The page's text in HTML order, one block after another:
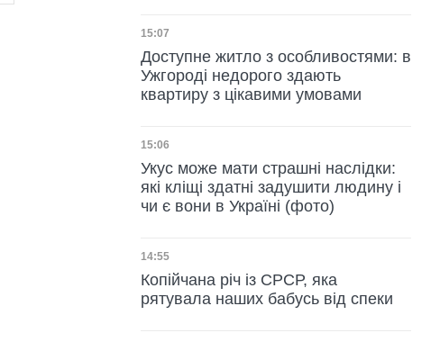
Дата публікації
15:07
Доступне житло з особливостями: в
Ужгороді недорого здають
квартиру з цікавими умовами
Дата публікації
15:06
Укус може мати страшні наслідки:
які кліщі здатні задушити людину і
чи є вони в Україні (фото)
Дата публікації
14:55
Копійчана річ із СРСР, яка
рятувала наших бабусь від спеки